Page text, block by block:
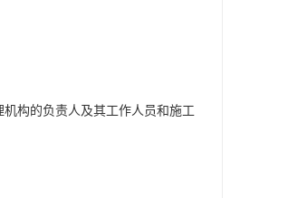
构的负责人及其工作人员和施工